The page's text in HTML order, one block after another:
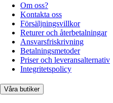
Om oss?
Kontakta oss
Försäljningsvillkor
Returer och återbetalningar
Ansvarsfriskrivning
Betalningsmetoder
Priser och leveransalternativ
Integritetspolicy
Våra butiker